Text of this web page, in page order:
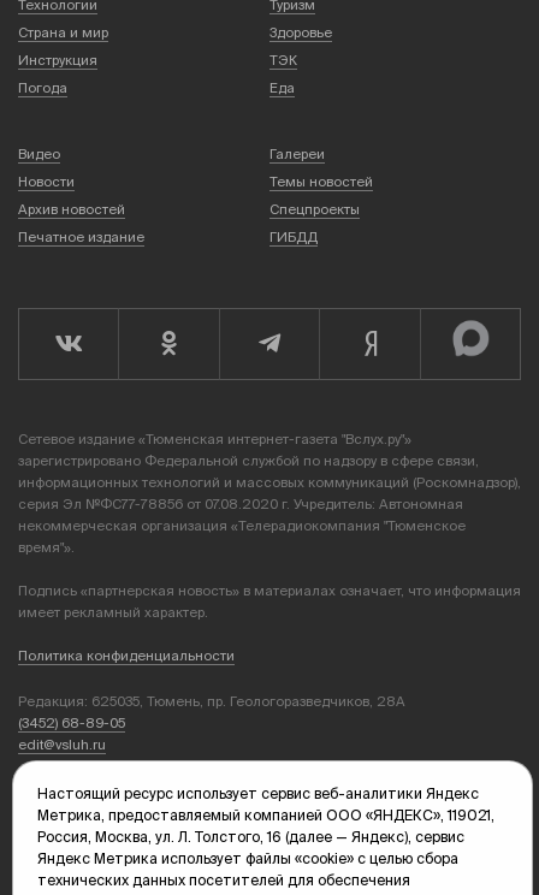
Технологии
Туризм
Страна и мир
Здоровье
Инструкция
ТЭК
Погода
Еда
Видео
Галереи
Новости
Темы новостей
Архив новостей
Спецпроекты
Печатное издание
ГИБДД
Сетевое издание «Тюменская интернет-газета "Вслух.ру"»
зарегистрировано Федеральной службой по надзору в сфере связи,
информационных технологий и массовых коммуникаций (Роскомнадзор),
серия Эл №ФС77-78856 от 07.08.2020 г. Учредитель: Автономная
некоммерческая организация «Телерадиокомпания "Тюменское
время"».
Подпись «партнерская новость» в материалах означает, что информация
имеет рекламный характер.
Политика конфиденциальности
Редакция: 625035, Тюмень, пр. Геологоразведчиков, 28А
(3452) 68-89-05
edit@vsluh.ru
Главный редактор: Панкина Т.Ю.
kika@vsluh.ru
По вопросам рекламы:
(3452) 68-89-78
Настоящий ресурс использует сервис веб-аналитики Яндекс
Метрика, предоставляемый компанией ООО «ЯНДЕКС», 119021,
Россия, Москва, ул. Л. Толстого, 16 (далее — Яндекс), сервис
Яндекс Метрика использует файлы «cookie» с целью сбора
технических данных посетителей для обеспечения